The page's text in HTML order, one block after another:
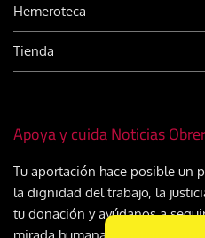
Hemeroteca
Tienda
Apoya y cuida Noticias
Tu aportación hace posible un
la dignidad del trabajo, la
tu donación y ayúdanos a